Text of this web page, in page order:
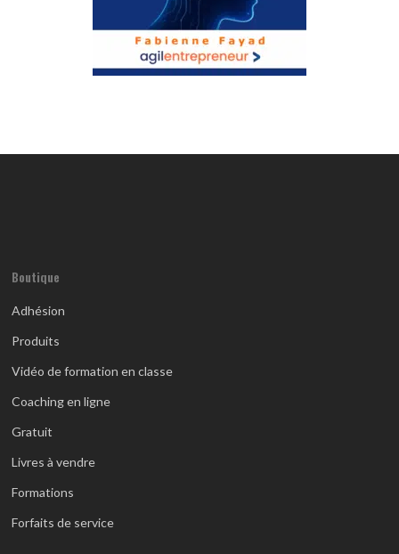
Boutique
Adhésion
Produits
Vidéo de formation en classe
Coaching en ligne
Gratuit
Livres à vendre
Formations
Forfaits de service